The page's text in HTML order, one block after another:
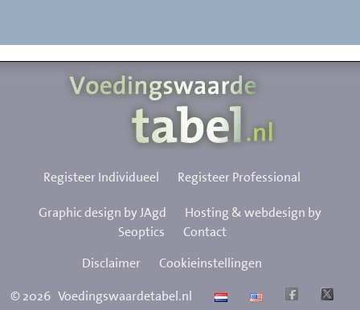
Registeer Individueel Registeer Professional
Graphic design by JAgd
Hosting & webdesign by
Seoptics
Contact
Disclaimer
Cookieinstellingen
©2026 Voedingswaardetabel.nl